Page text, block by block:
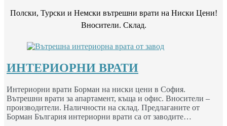
Полски, Турски и Немски вътрешни врати на Ниски Цени!
Вносители. Склад.
ИНТЕРИОРНИ ВРАТИ
Интериорни врати Борман на ниски цени в София.
Вътрешни врати за апартамент, къща и офис. Вносители –
производители. Наличности на склад. Предлаганите от
Борман България интериорни врати са от заводите…